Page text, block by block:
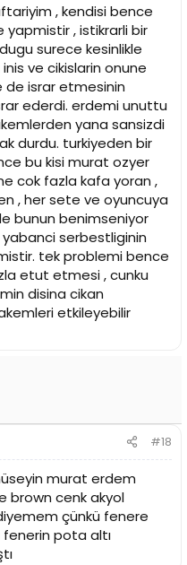
, kendisi bence
yapmistir , istikrarli bir
surece kesinlikle
ve cikislarin onune
de israr etmesinin
ederdi. erdemi unuttu
yana sansizdi
durdu. turkiyeden bir
bu kisi murat ozyer
cok fazla kafa yoran ,
, her sete ve oyuncuya
bunun benimseniyor
serbestliginin
tek problemi bence
etut etmesi , cunku
disina cikan
etkileyebilir
#18
murat erdem
brown cenk akyol
çünkü fenere
pota altı